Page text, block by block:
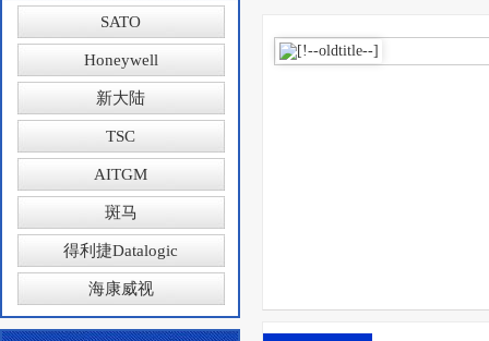
SATO
Honeywell
新大陆
TSC
AITGM
斑马
得利捷Datalogic
海康威视